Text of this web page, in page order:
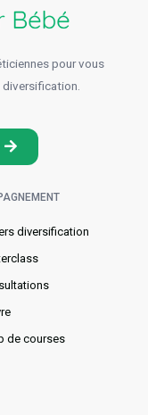
pour vous
diversification
de courses